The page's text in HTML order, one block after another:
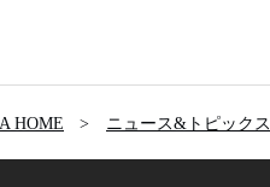
HOME ニュース&トピックス